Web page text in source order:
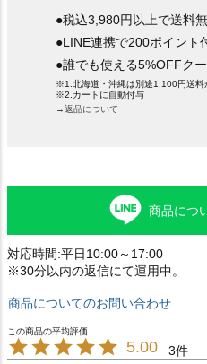
●税込3,980円以上で送料
●LINE連携で200ポイント
●誰でも使える5%OFFク
※1.北海道・沖縄は別途1,100円送料
※2.カートに自動付与
→返品について
商品につ
対応時間:平日10:00～17:00
※30分以内の返信にて運用中。
商品についてのお問い合わせ
5.00 3